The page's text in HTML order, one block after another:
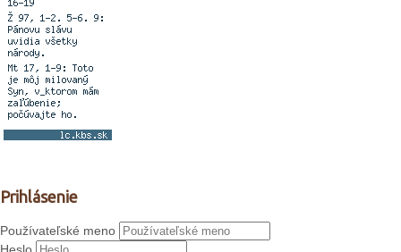
Prihlásenie
Používateľské meno